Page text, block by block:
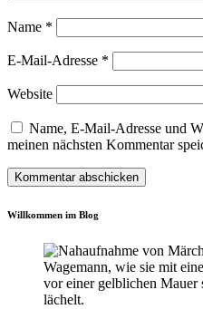
Name *
E-Mail-Adresse *
Website
Name, E-Mail-Adresse und
meinen nächsten Kommentar
Willkommen im Blog